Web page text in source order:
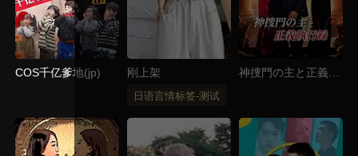
COS千亿爹地(jp) 刚上架
日语言情标签-测试
神捜門の主と正義執